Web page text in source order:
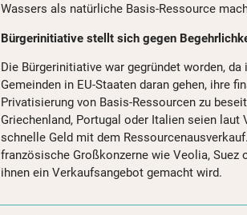
Wassers als natürliche Basis-Ressource
Bürgerinitiative stellt sich gegen
Die Bürgerinitiative war gegründet worden,
Gemeinden in EU-Staaten daran gehen, ihre
Privatisierung von Basis-Ressourcen zu
Griechenland, Portugal oder Italien seien laut
schnelle Geld mit dem
französische Großkonzerne wie Veolia, Suez
ihnen ein Verkaufsangebot gemacht wird.